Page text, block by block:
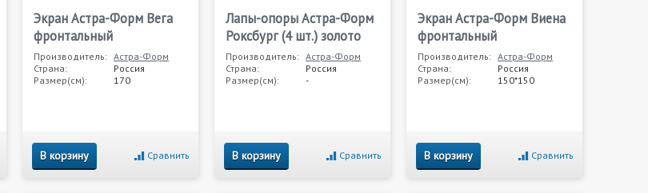
Экран Астра-Форм Вега
фронтальный
Производитель: Астра-Форм
Страна:
Россия
Размер(см):
170
В корзину Сравнить
Лапы-опоры Астра-Форм
Роксбург (4 шт.) золото
Производитель: Астра-Форм
Страна:
Россия
Размер(см):
-
В корзину Сравнить
Экран Астра-Форм Виена
фронтальный
Производитель: Астра-Форм
Страна:
Россия
Размер(см):
150*150
В корзину Сравнить